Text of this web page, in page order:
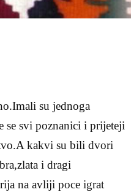
su jednoga
se svi poznanici i prijeteji
kakvi su bili dvori
i dragi
na avliji poce igrat